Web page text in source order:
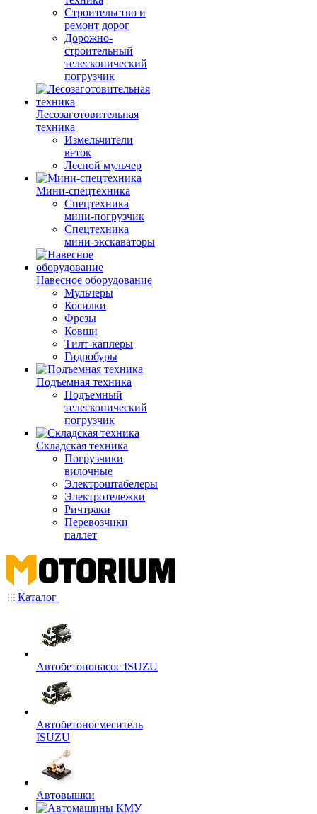
Строительство и
ремонт дорог
Дорожно-
строительный
телескопический
погрузчик
Лесозаготовительная
техника
Измельчители
веток
Лесной мульчер
Мини-спецтехника
Спецтехника
мини-погрузчик
Спецтехника
мини-экскаваторы
Навесное оборудование
Мульчеры
Косилки
Фрезы
Ковши
Тилт-каплеры
Гидробуры
Подъемная техника
Подъемный
телескопический
погрузчик
Складская техника
Погрузчики
вилочные
Электроштабелеры
Электротележки
Ричтраки
Перевозчики
паллет
Каталог
Автобетононасос ISUZU
Автобетоносмеситель
ISUZU
Автовышки